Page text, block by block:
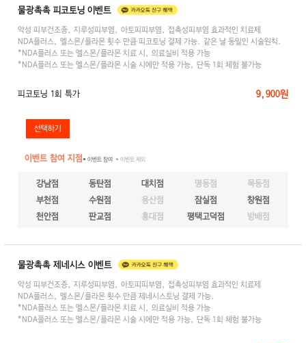
물광촉촉 피코토닝 이벤트
악성 피부건조증, 지루성피부염, 아토피피부염, 접촉성피부염 효과적인 치료제
NDA플러스, 멜스몬/플라몬 횟수 만큼 피코토닝 결제 가능. 같은 날 동일인 시술원칙.
*NDA플러스 또는 멜스몬/플라몬 치료 시, 의료실비 적용 가능
*NDA플러스 또는 멜스몬/플라몬 시술 시에만 적용 가능, 단독 1회 체험 불가능
피코토닝 1회 특가 9,900원
이벤트 참여 지점● 이벤트 참여 ● 이벤트 제외
강남점 동탄점 대치점 명동점
목동점
부천점
수원점 용산점 잠실점
창원점
천안점
판교점 홍대점 평택고덕점 방배점
물광촉촉 제네시스 이벤트
악성 피부건조증, 지루성피부염, 아토피피부염, 접촉성피부염 효과적인 치료제
NDA플러스, 멜스몬/플라몬 횟수 만큼 제네시스토닝 결제 가능.
*NDA플러스 또는 멜스몬/플라몬 치료 시, 의료실비 적용 가능
*NDA플러스 또는 멜스몬/플라몬 시술 시에만 적용 가능, 단독 1회 체험 불가능